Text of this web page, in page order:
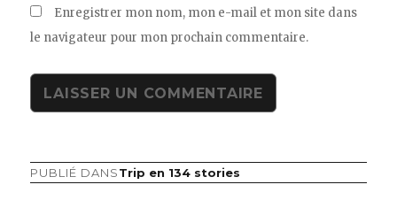
Enregistrer mon nom, mon e-mail et mon site dans
le navigateur pour mon prochain commentaire.
Navigation
PUBLIÉ DANSTrip en 134 stories